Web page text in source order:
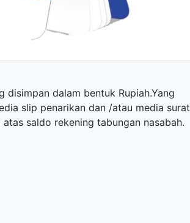
disimpan dalam bentuk Rupiah.Yang
slip penarikan dan /atau media surat
saldo rekening tabungan nasabah.